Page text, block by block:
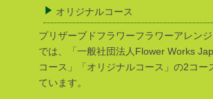
オリジナルコース
プリザーブドフラワーフラワーアレン
では、「一般社団法人Flower Works
コース」「オリジナルコース」の2コー
ています。